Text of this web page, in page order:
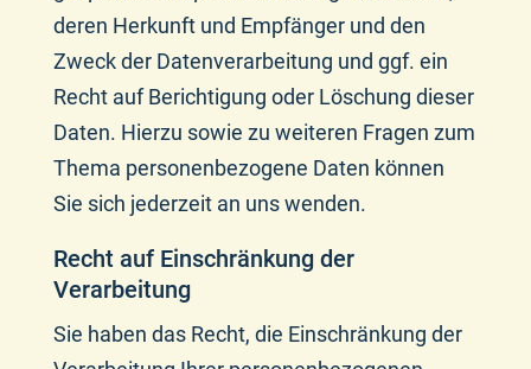
deren Herkunft und Empfänger und den
Zweck der Datenverarbeitung und ggf. ein
Recht auf Berichtigung oder Löschung dieser
Daten. Hierzu sowie zu weiteren Fragen zum
Thema personenbezogene Daten können
Sie sich jederzeit an uns wenden.
Recht auf Einschränkung der
Verarbeitung
Sie haben das Recht, die Einschränkung der